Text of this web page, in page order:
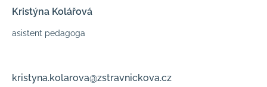
Kristýna Kolářová
asistent pedagoga
kristyna.kolarova@zstravnickova.cz